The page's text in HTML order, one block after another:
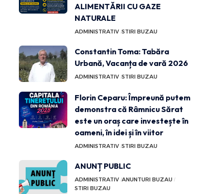
ALIMENTĂRII CU GAZE
NATURALE
ADMINISTRATIV STIRI BUZAU
Constantin Toma: Tabăra
Urbană, Vacanța de vară 2026
ADMINISTRATIV STIRI BUZAU
Florin Ceparu: Împreună putem
demonstra că Râmnicu Sărat
este un oraș care investește în
oameni, în idei și în viitor
ADMINISTRATIV STIRI BUZAU
ANUNȚ PUBLIC
ADMINISTRATIV ANUNTURI BUZAU
STIRI BUZAU